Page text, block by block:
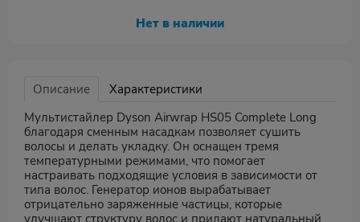
Нет в наличии
Описание
Характеристики
Мультистайлер Dyson Airwrap HS05 Complete Long
благодаря сменным насадкам позволяет сушить
волосы и делать укладку. Он оснащен тремя
температурными режимами, что помогает
настраивать подходящие условия в зависимости от
типа волос. Генератор ионов вырабатывает
отрицательно заряженные частицы, которые
улучшают структуру волос и придают натуральный